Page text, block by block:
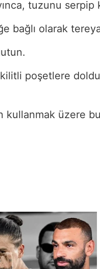
tuzunu serpip
bağlı olarak
kilitli poşetlere
üzere